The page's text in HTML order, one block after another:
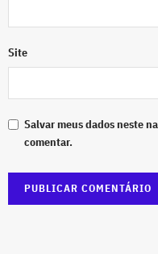
Site
Salvar meus dados neste
comentar.